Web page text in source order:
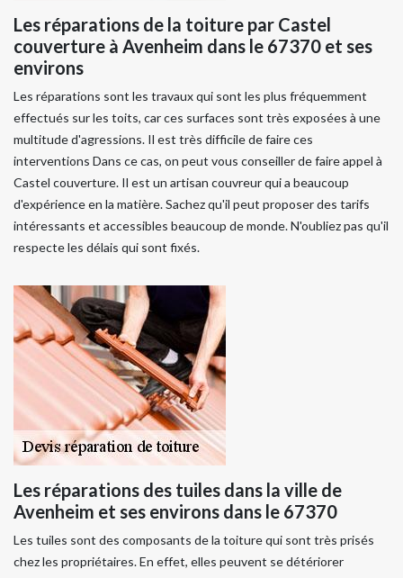
Les réparations de la toiture par Castel
couverture à Avenheim dans le 67370 et ses
environs
Les réparations sont les travaux qui sont les plus fréquemment
effectués sur les toits, car ces surfaces sont très exposées à une
multitude d'agressions. Il est très difficile de faire ces
interventions Dans ce cas, on peut vous conseiller de faire appel à
Castel couverture. Il est un artisan couvreur qui a beaucoup
d'expérience en la matière. Sachez qu'il peut proposer des tarifs
intéressants et accessibles beaucoup de monde. N'oubliez pas qu'il
respecte les délais qui sont fixés.
Les réparations des tuiles dans la ville de
Avenheim et ses environs dans le 67370
Les tuiles sont des composants de la toiture qui sont très prisés
chez les propriétaires. En effet, elles peuvent se détériorer